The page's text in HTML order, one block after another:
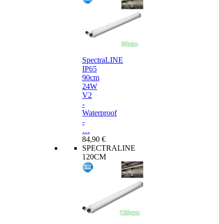
SpectraLINE
IP65
90cm
24W
V2
-
Waterproof
-
…
84,90 €
SPECTRALINE
120CM